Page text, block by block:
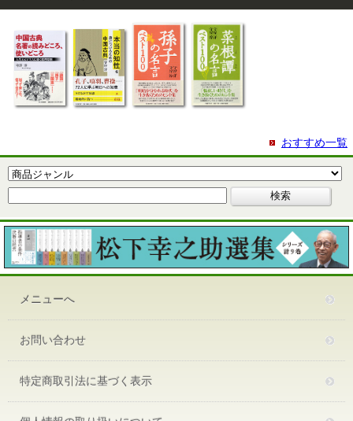
おすすめ一覧
メニューへ
お問い合わせ
特定商取引法に基づく表示